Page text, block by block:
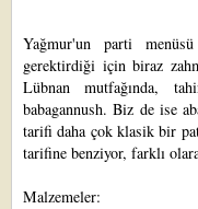
Yağmur'un parti
gerektirdiği için biraz
Lübnan mutfağında,
babagannush. Biz de ise
tarifi daha çok klasik bir
tarifine benziyor, farklı
Malzemeler: